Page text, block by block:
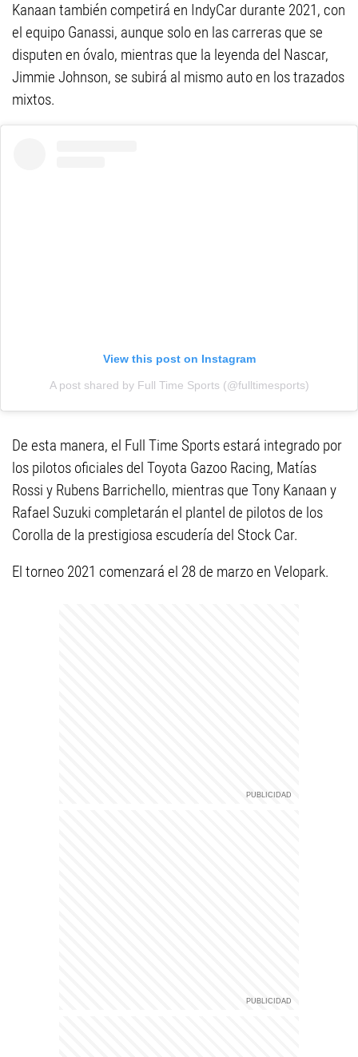
Kanaan también competirá en IndyCar durante 2021, con
el equipo Ganassi, aunque solo en las carreras que se
disputen en óvalo, mientras que la leyenda del Nascar,
Jimmie Johnson, se subirá al mismo auto en los trazados
mixtos.
View this post on Instagram
A post shared by Full Time Sports (@fulltimesports)
De esta manera, el Full Time Sports estará integrado por
los pilotos oficiales del Toyota Gazoo Racing, Matías
Rossi y Rubens Barrichello, mientras que Tony Kanaan y
Rafael Suzuki completarán el plantel de pilotos de los
Corolla de la prestigiosa escudería del Stock Car.
El torneo 2021 comenzará el 28 de marzo en Velopark.